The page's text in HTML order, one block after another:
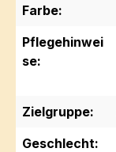
Farbe:
Pflegehinwei
se:
Zielgruppe:
Geschlecht: